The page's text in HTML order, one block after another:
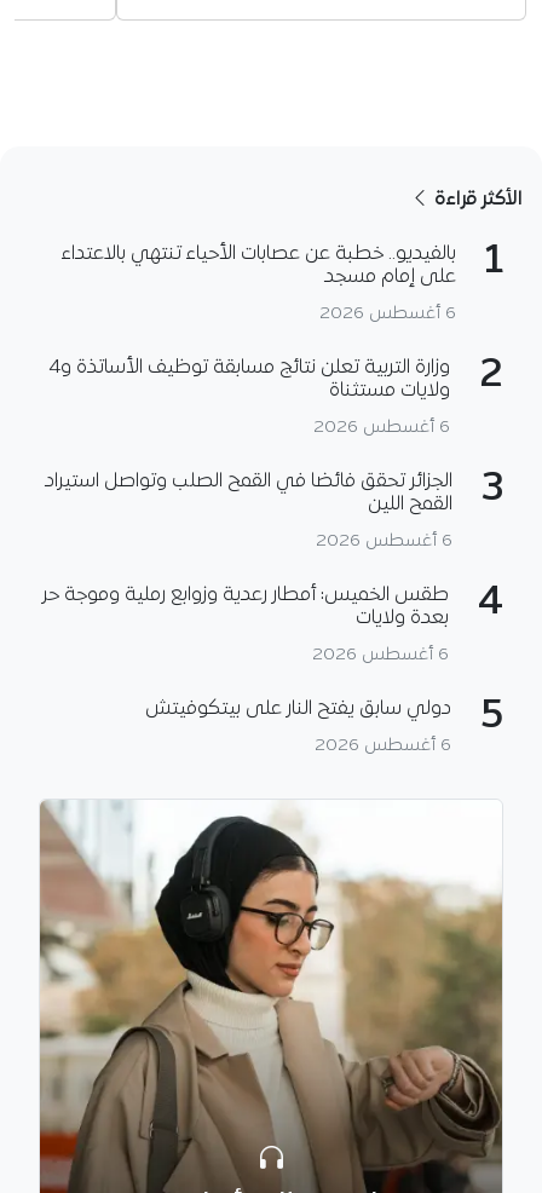
الأكثر قراءة
1
بالفيديو.. خطبة عن عصابات الأحياء تنتهي بالاعتداء
على إمام مسجد
6 أغسطس 2026
2
وزارة التربية تعلن نتائج مسابقة توظيف الأساتذة و4
ولايات مستثناة
6 أغسطس 2026
3
الجزائر تحقق فائضا في القمح الصلب وتواصل استيراد
القمح اللين
6 أغسطس 2026
4
طقس الخميس: أمطار رعدية وزوابع رملية وموجة حر
بعدة ولايات
6 أغسطس 2026
5 دولي سابق يفتح النار على بيتكوفيتش
6 أغسطس 2026